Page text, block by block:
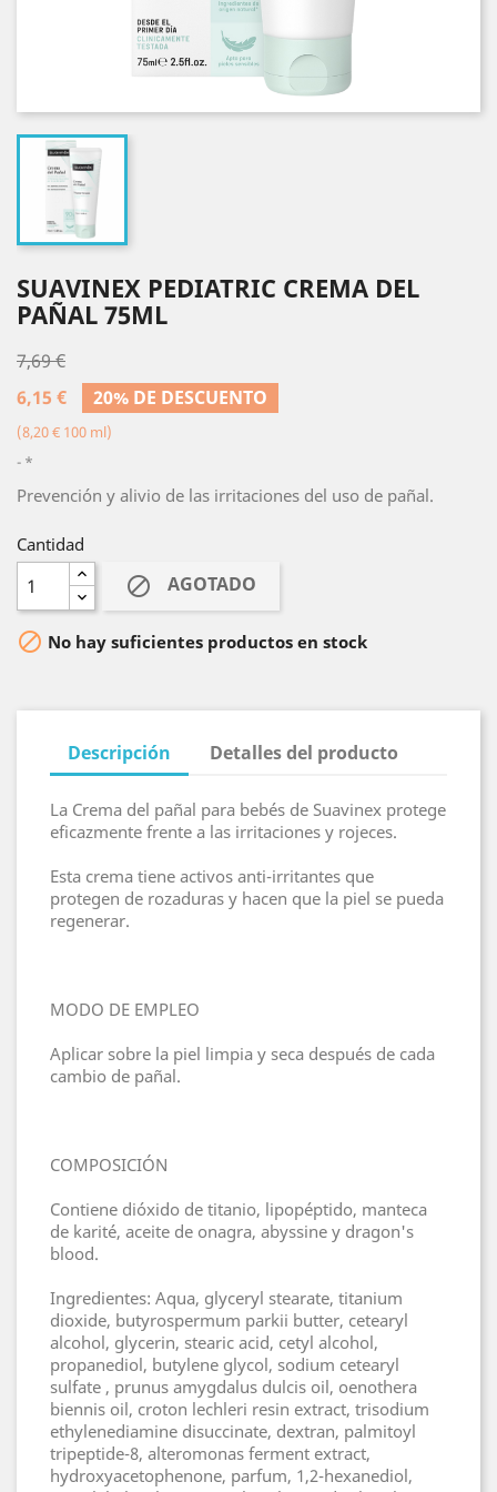
SUAVINEX PEDIATRIC CREMA DEL
PAÑAL 75ML
7,69 €
6,15 €
20% DE DESCUENTO
(8,20 € 100 ml)
*
Prevención y alivio de las irritaciones del uso de pañal.
Cantidad
 AGOTADO
 No hay suficientes productos en stock
Descripción Detalles del producto
La Crema del pañal para bebés de Suavinex protege
eficazmente frente a las irritaciones y rojeces.
Esta crema tiene activos anti-irritantes que
protegen de rozaduras y hacen que la piel se pueda
regenerar.
MODO DE EMPLEO
Aplicar sobre la piel limpia y seca después de cada
cambio de pañal.
COMPOSICIÓN
Contiene dióxido de titanio, lipopéptido, manteca
de karité, aceite de onagra, abyssine y dragon's
blood.
Ingredientes: Aqua, glyceryl stearate, titanium
dioxide, butyrospermum parkii butter, cetearyl
alcohol, glycerin, stearic acid, cetyl alcohol,
propanediol, butylene glycol, sodium cetearyl
sulfate , prunus amygdalus dulcis oil, oenothera
biennis oil, croton lechleri resin extract, trisodium
ethylenediamine disuccinate, dextran, palmitoyl
tripeptide-8, alteromonas ferment extract,
hydroxyacetophenone, parfum, 1,2-hexanediol,